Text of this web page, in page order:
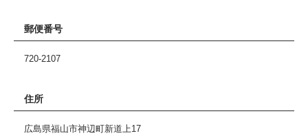
郵便番号
720-2107
住所
広島県福山市神辺町新道上17